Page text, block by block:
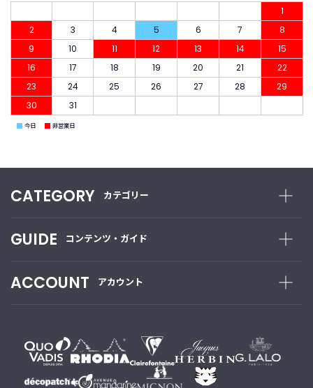
1
2
3 4 5 6 7
8
9
10 11 12 13 14
15
16
17 18 19 20 21
22
23
24 25 26 27 28
29
30
31
■ 今日 ■ 非営業日
CATEGORY カテゴリー
GUIDE コンテンツ・ガイド
ACCOUNT アカウント